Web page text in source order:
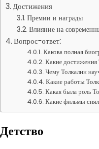
Достижения
Премии и награды
Влияние на
Вопрос-ответ:
Какова полная
Какие достижения
Чему Толкалин
Какие работы
Какая была роль
Какие фильмы
Детство